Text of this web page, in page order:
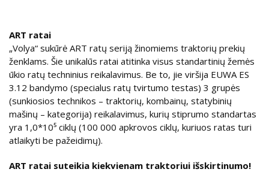
ART ratai
„Volya“ sukūrė ART ratų seriją žinomiems traktorių prekių
ženklams. Šie unikalūs ratai atitinka visus standartinių žemės
ūkio ratų techninius reikalavimus. Be to, jie viršija EUWA ES
3.12 bandymo (specialus ratų tvirtumo testas) 3 grupės
(sunkiosios technikos – traktorių, kombainų, statybinių
mašinų – kategorija) reikalavimus, kurių stiprumo standartas
yra 1,0*10⁵ ciklų (100 000 apkrovos ciklų, kuriuos ratas turi
atlaikyti be pažeidimų).
ART ratai suteikia kiekvienam traktoriui išskirtinumo!